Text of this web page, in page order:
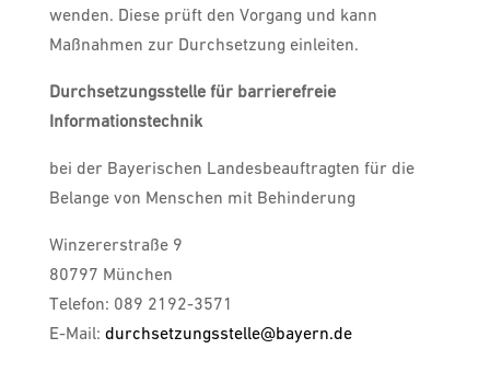
wenden. Diese prüft den Vorgang und kann
Maßnahmen zur Durchsetzung einleiten.
Durchsetzungsstelle für barrierefreie
Informationstechnik
bei der Bayerischen Landesbeauftragten für die
Belange von Menschen mit Behinderung
Winzererstraße 9
80797 München
Telefon: 089 2192-3571
E-Mail: durchsetzungsstelle@bayern.de